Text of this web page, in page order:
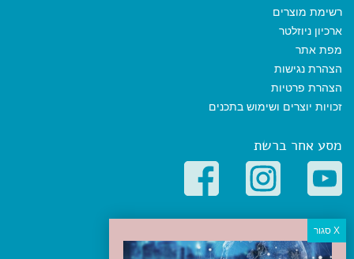
רשימת מוצרים
ארכיון ניוזלטר
מפת אתר
הצהרת נגישות
הצהרת פרטיות
זכויות יוצרים ושימוש בתכנים
מסע אחר ברשת
קטגוריות פופולריות
יעדים